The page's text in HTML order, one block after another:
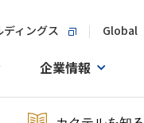
ィングス Global
企業情報